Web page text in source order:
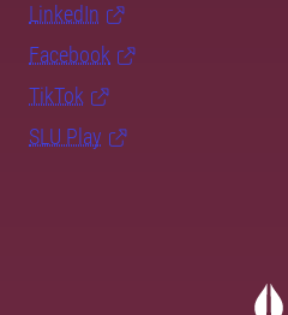
LinkedIn
Facebook
TikTok
SLU Play